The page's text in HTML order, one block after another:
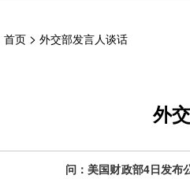
首页 > 外交部发言人谈话
外
问：美国财政部4日发布